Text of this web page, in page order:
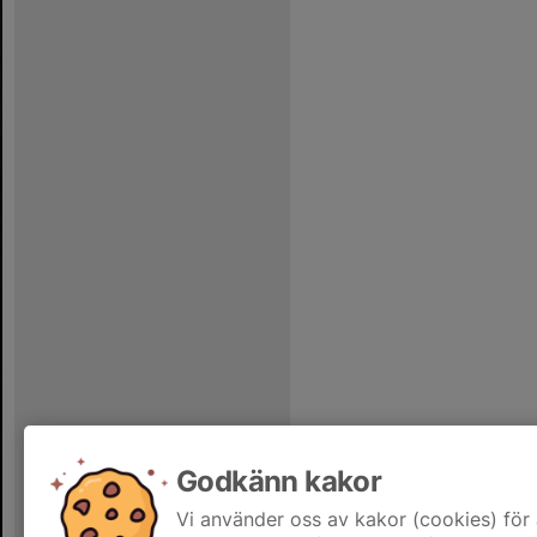
Godkänn kakor
Vi använder oss av kakor (cookies)